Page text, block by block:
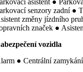
asistent ●
senzory zadní ●
změny jízdního
značek ●
vozidla
● Centrální